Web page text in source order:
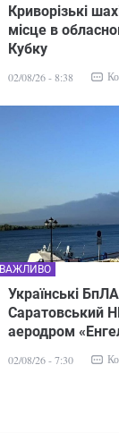
Криворізькі
місце в
Кубку
02/08/26 - 8:38
Українські
Саратовський
аеродром
ВАЖЛИВО
02/08/26 - 7:30